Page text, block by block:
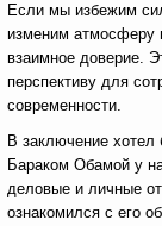
Если мы избежим
изменим атмосферу
взаимное доверие.
перспективу для
современности.
В заключение
Бараком Обамой у
деловые и личные
ознакомился с его